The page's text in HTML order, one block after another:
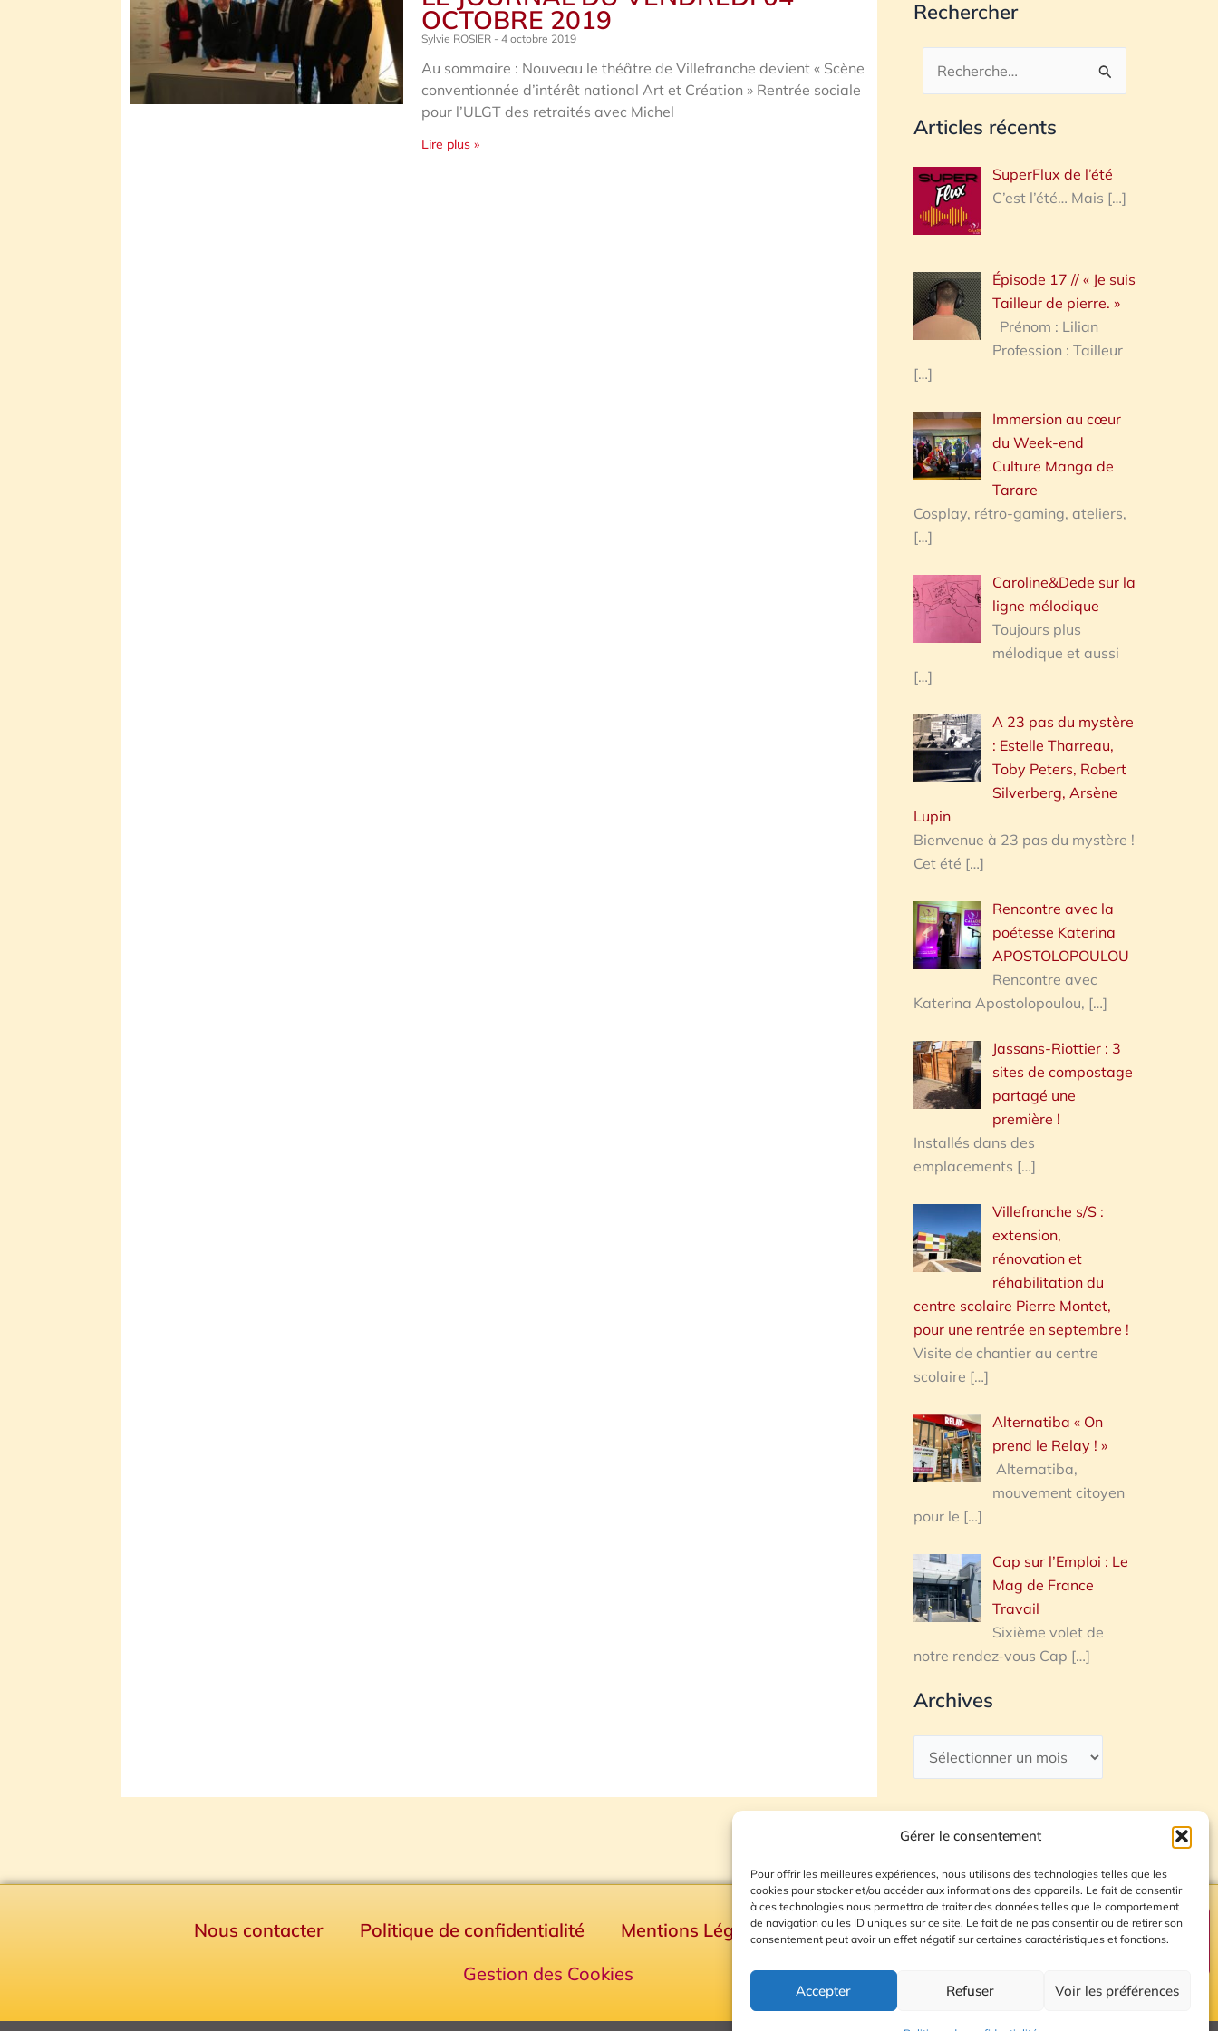
Gérer le consentement
Pour offrir les meilleures expériences, nous utilisons des technologies telles que les
cookies pour stocker et/ou accéder aux informations des appareils. Le fait de consentir
à ces technologies nous permettra de traiter des données telles que le comportement
de navigation ou les ID uniques sur ce site. Le fait de ne pas consentir ou de retirer son
consentement peut avoir un effet négatif sur certaines caractéristiques et fonctions.
Accepter Refuser Voir les préférences
OCTOBRE 2019
Sylvie ROSIER 4 octobre 2019
Au sommaire : Nouveau le théâtre de Villefranche devient « Scène
conventionnée d’intérêt national Art et Création » Rentrée sociale
pour l’ULGT des retraités avec Michel
Lire plus »
Rechercher
Rechercher :
Articles récents
SuperFlux de l’été
C’est l’été… Mais […]
Épisode 17 // « Je suis
Tailleur de pierre. »
Prénom : Lilian
Profession : Tailleur
[…]
Immersion au cœur
du Week-end
Culture Manga de
Tarare
Cosplay, rétro-gaming, ateliers,
[…]
Caroline&Dede sur la
ligne mélodique
Toujours plus
mélodique et aussi
[…]
A 23 pas du mystère
: Estelle Tharreau,
Toby Peters, Robert
Silverberg, Arsène
Lupin
Bienvenue à 23 pas du mystère !
Cet été […]
Rencontre avec la
poétesse Katerina
APOSTOLOPOULOU
Rencontre avec
Katerina Apostolopoulou, […]
Jassans-Riottier : 3
sites de compostage
partagé une
première !
Installés dans des
emplacements […]
Villefranche s/S :
extension,
rénovation et
réhabilitation du
centre scolaire Pierre Montet,
pour une rentrée en septembre !
Visite de chantier au centre
scolaire […]
Alternatiba « On
prend le Relay ! »
Alternatiba,
mouvement citoyen
pour le […]
Cap sur l’Emploi : Le
Mag de France
Travail
Sixième volet de
notre rendez-vous Cap […]
Archives
Nous contacter Politique de confidentialité Mentions Légales
Plan du site
Gestion des Cookies